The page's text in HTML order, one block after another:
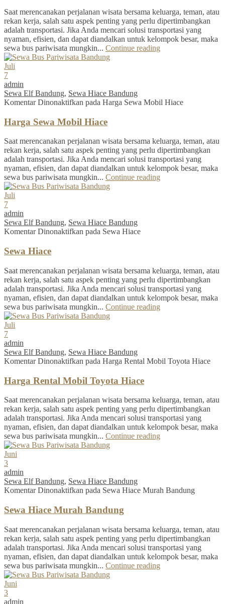
Saat merencanakan perjalanan wisata bersama keluarga, teman, atau
rekan kerja, salah satu aspek penting yang perlu dipertimbangkan
adalah transportasi. Jika Anda mencari solusi transportasi yang
nyaman, efisien, dan dapat diandalkan untuk kelompok besar, maka
sewa bus pariwisata mungkin... Continue reading
Juli
7
admin
Sewa Elf Bandung, Sewa Hiace Bandung
Komentar Dinonaktifkan pada Harga Sewa Mobil Hiace
Harga Sewa Mobil Hiace
Saat merencanakan perjalanan wisata bersama keluarga, teman, atau
rekan kerja, salah satu aspek penting yang perlu dipertimbangkan
adalah transportasi. Jika Anda mencari solusi transportasi yang
nyaman, efisien, dan dapat diandalkan untuk kelompok besar, maka
sewa bus pariwisata mungkin... Continue reading
Juli
7
admin
Sewa Elf Bandung, Sewa Hiace Bandung
Komentar Dinonaktifkan pada Sewa Hiace
Sewa Hiace
Saat merencanakan perjalanan wisata bersama keluarga, teman, atau
rekan kerja, salah satu aspek penting yang perlu dipertimbangkan
adalah transportasi. Jika Anda mencari solusi transportasi yang
nyaman, efisien, dan dapat diandalkan untuk kelompok besar, maka
sewa bus pariwisata mungkin... Continue reading
Juli
7
admin
Sewa Elf Bandung, Sewa Hiace Bandung
Komentar Dinonaktifkan pada Harga Rental Mobil Toyota Hiace
Harga Rental Mobil Toyota Hiace
Saat merencanakan perjalanan wisata bersama keluarga, teman, atau
rekan kerja, salah satu aspek penting yang perlu dipertimbangkan
adalah transportasi. Jika Anda mencari solusi transportasi yang
nyaman, efisien, dan dapat diandalkan untuk kelompok besar, maka
sewa bus pariwisata mungkin... Continue reading
Juni
3
admin
Sewa Elf Bandung, Sewa Hiace Bandung
Komentar Dinonaktifkan pada Sewa Hiace Murah Bandung
Sewa Hiace Murah Bandung
Saat merencanakan perjalanan wisata bersama keluarga, teman, atau
rekan kerja, salah satu aspek penting yang perlu dipertimbangkan
adalah transportasi. Jika Anda mencari solusi transportasi yang
nyaman, efisien, dan dapat diandalkan untuk kelompok besar, maka
sewa bus pariwisata mungkin... Continue reading
Juni
3
admin